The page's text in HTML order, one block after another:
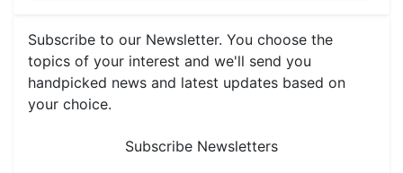
Subscribe to our Newsletter. You choose the
topics of your interest and we'll send you
handpicked news and latest updates based on
your choice.
Subscribe Newsletters